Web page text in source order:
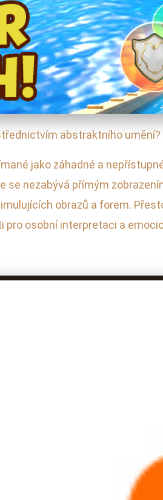
Jelínková
abstraktního umění?
jako záhadné a
se nezabývá přímým
obrazů a forem.
pro osobní interpretaci a